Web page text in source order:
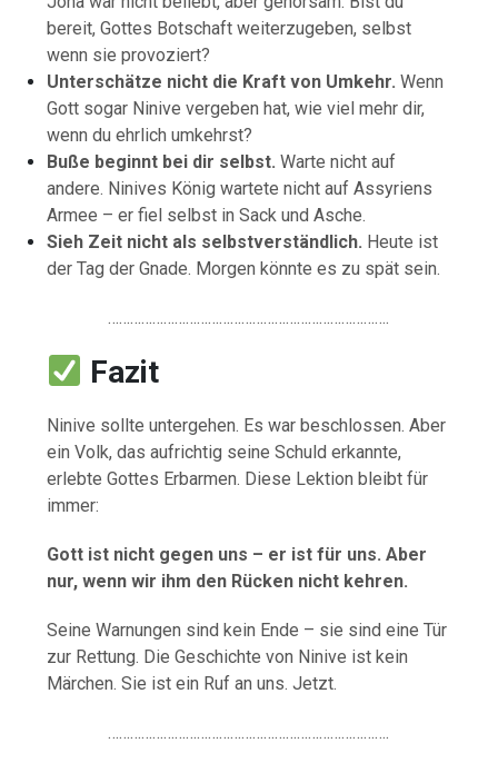
bereit, Gottes Botschaft weiterzugeben, selbst
wenn sie provoziert?
Unterschätze nicht die Kraft von Umkehr. Wenn
Gott sogar Ninive vergeben hat, wie viel mehr dir,
wenn du ehrlich umkehrst?
Buße beginnt bei dir selbst. Warte nicht auf
andere. Ninives König wartete nicht auf Assyriens
Armee – er fiel selbst in Sack und Asche.
Sieh Zeit nicht als selbstverständlich. Heute ist
der Tag der Gnade. Morgen könnte es zu spät sein.
………………………………………………………………….
Fazit
Ninive sollte untergehen. Es war beschlossen. Aber
ein Volk, das aufrichtig seine Schuld erkannte,
erlebte Gottes Erbarmen. Diese Lektion bleibt für
immer:
Gott ist nicht gegen uns – er ist für uns. Aber
nur, wenn wir ihm den Rücken nicht kehren.
Seine Warnungen sind kein Ende – sie sind eine Tür
zur Rettung. Die Geschichte von Ninive ist kein
Märchen. Sie ist ein Ruf an uns. Jetzt.
………………………………………………………………….